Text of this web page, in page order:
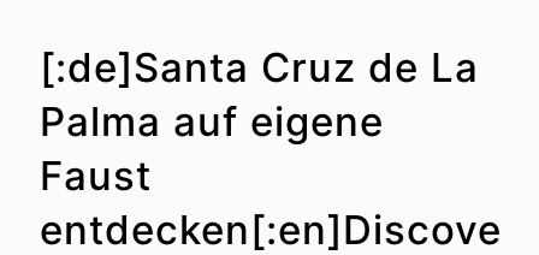
[:de]Santa Cruz de La
Palma auf eigene
Faust
entdecken[:en]Discover